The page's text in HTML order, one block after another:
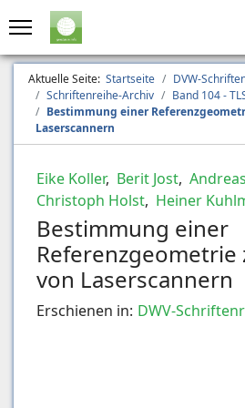
Aktuelle Seite: Startseite
DVW-
Schriftenreihe-Archiv
Band 104 -
Bestimmung einer
Laserscannern
Eike Koller, Berit Jost,
Christoph Holst, Heiner
Bestimmung einer
Referenzgeometrie
von Laserscannern
Erschienen in: DWV-